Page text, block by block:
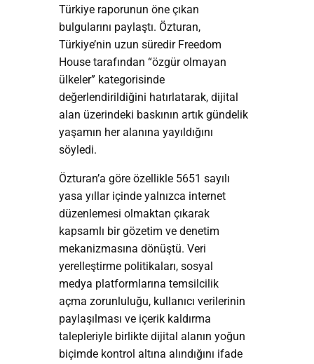
Türkiye raporunun öne çıkan
bulgularını paylaştı. Özturan,
Türkiye’nin uzun süredir Freedom
House tarafından “özgür olmayan
ülkeler” kategorisinde
değerlendirildiğini hatırlatarak, dijital
alan üzerindeki baskının artık gündelik
yaşamın her alanına yayıldığını
söyledi.
Özturan’a göre özellikle 5651 sayılı
yasa yıllar içinde yalnızca internet
düzenlemesi olmaktan çıkarak
kapsamlı bir gözetim ve denetim
mekanizmasına dönüştü. Veri
yerelleştirme politikaları, sosyal
medya platformlarına temsilcilik
açma zorunluluğu, kullanıcı verilerinin
paylaşılması ve içerik kaldırma
talepleriyle birlikte dijital alanın yoğun
biçimde kontrol altına alındığını ifade